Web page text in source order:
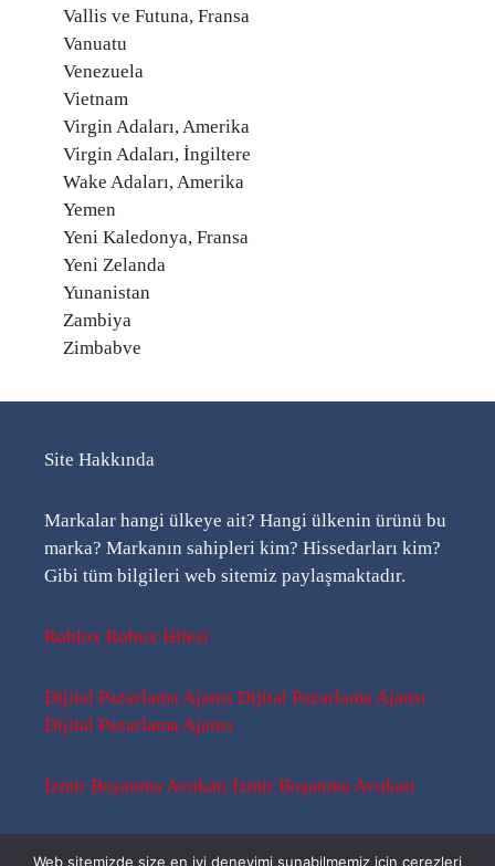
Vallis ve Futuna, Fransa
Vanuatu
Venezuela
Vietnam
Virgin Adaları, Amerika
Virgin Adaları, İngiltere
Wake Adaları, Amerika
Yemen
Yeni Kaledonya, Fransa
Yeni Zelanda
Yunanistan
Zambiya
Zimbabve
Site Hakkında
Markalar hangi ülkeye ait? Hangi ülkenin ürünü bu
marka? Markanın sahipleri kim? Hissedarları kim?
Gibi tüm bilgileri web sitemiz paylaşmaktadır.
Roblox Robux Hilesi
Dijital Pazarlama Ajansı Dijital Pazarlama Ajansı
Dijital Pazarlama Ajansı
İzmir Boşanma Avukatı İzmir Boşanma Avukatı
Web sitemizde size en iyi deneyimi sunabilmemiz için çerezleri